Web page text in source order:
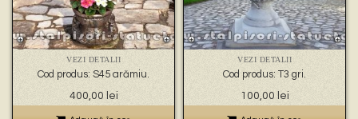
VEZI DETALII
Cod produs: S45 arămiu.
400,00 lei
VEZI DETALII
Cod produs: T3 gri.
100,00 lei